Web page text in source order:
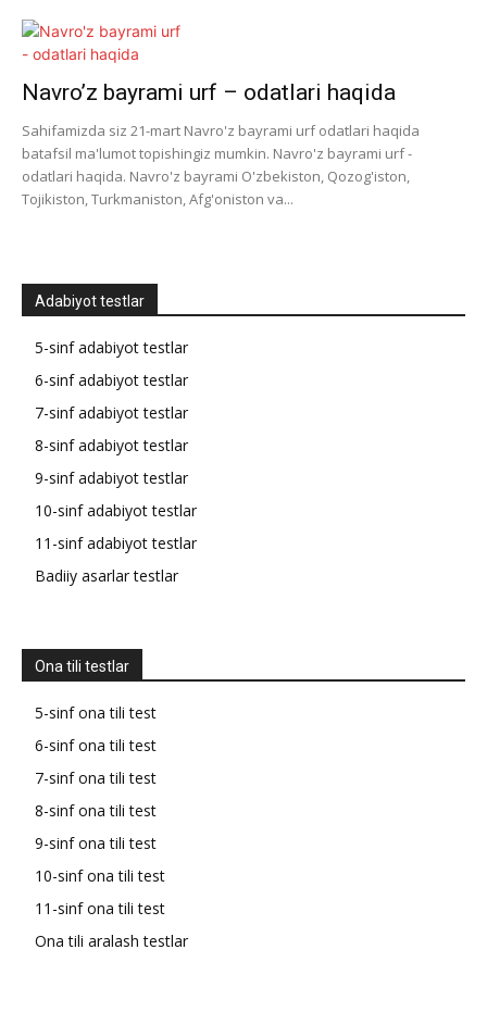
Navro’z bayrami urf – odatlari haqida
Sahifamizda siz 21-mart Navro'z bayrami urf odatlari haqida
batafsil ma'lumot topishingiz mumkin. Navro'z bayrami urf -
odatlari haqida. Navro'z bayrami O'zbekiston, Qozog'iston,
Tojikiston, Turkmaniston, Afg'oniston va...
Adabiyot testlar
5-sinf adabiyot testlar
6-sinf adabiyot testlar
7-sinf adabiyot testlar
8-sinf adabiyot testlar
9-sinf adabiyot testlar
10-sinf adabiyot testlar
11-sinf adabiyot testlar
Badiiy asarlar testlar
Ona tili testlar
5-sinf ona tili test
6-sinf ona tili test
7-sinf ona tili test
8-sinf ona tili test
9-sinf ona tili test
10-sinf ona tili test
11-sinf ona tili test
Ona tili aralash testlar